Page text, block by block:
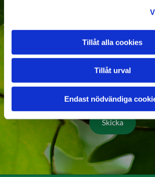
Tillåt alla cookies
Tillåt urval
Endast nödvändiga